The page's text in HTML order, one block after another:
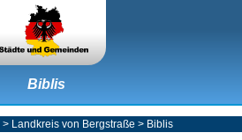
Biblis
> Landkreis von Bergstraße > Biblis